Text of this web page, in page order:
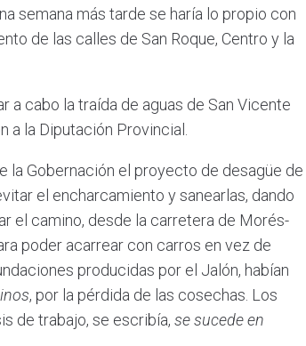
semana más tarde se haría lo propio con
de las calles de San Roque, Centro y la
cabo la traída de aguas de San Vicente
a la Diputación Provincial.
Gobernación el proyecto de desagüe de
el encharcamiento y sanearlas, dando
el camino, desde la carretera de Morés-
poder acarrear con carros en vez de
producidas por el Jalón, habían
, por la pérdida de las cosechas. Los
de trabajo, se escribía, se sucede en